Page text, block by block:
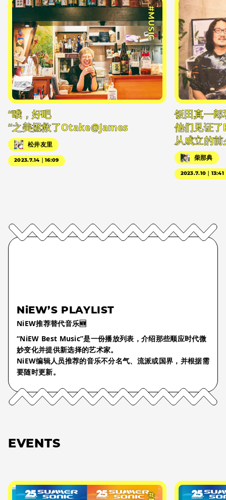
#MUSIC
“哦，好吧
“之美拯救了Otake@James
松井友里
2023.7.14｜16:09
饭田真一
他们见证
从成立的
柴那典
2023.7.10｜13:41
NiEW’S PLAYLIST
NiEW推荐替代音乐🆕
“NiEW Best Music”是一份播放列表，介绍那些顺应时代微
妙变化并提供新选择的艺术家。
NiEW编辑人员推荐的音乐不分名气、流派或国界，并根据需
要随时更新。
EVENTS